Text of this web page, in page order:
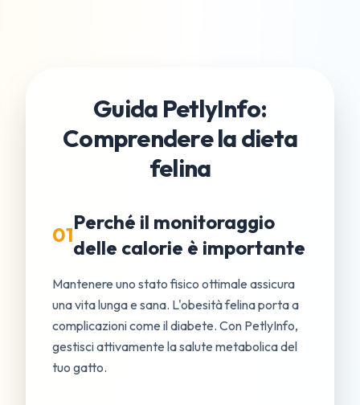
Guida PetlyInfo:
Comprendere la dieta
felina
01
Perché il monitoraggio
delle calorie è importante
Mantenere uno stato fisico ottimale assicura
una vita lunga e sana. L'obesità felina porta a
complicazioni come il diabete. Con PetlyInfo,
gestisci attivamente la salute metabolica del
tuo gatto.